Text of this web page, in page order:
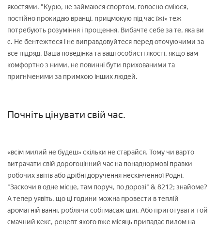
якостями. "Курю, не займаюся спортом, голосно сміюся,
постійно прокидаю вранці, прицмокую під час їжі» теж
потребують розуміння і прощення. Вибачте себе за те, яка ви
є. Не бентежтеся і не виправдовуйтеся перед оточуючими за
все підряд. Ваша поведінка та ваші особисті якості, якщо вам
комфортно з ними, не повинні бути прихованими та
пригніченими за примхою інших людей.
Почніть цінувати свій час.
«всім милий не будеш» скільки не старайся. Тому чи варто
витрачати свій дорогоцінний час на понаднормові правки
робочих звітів або дрібні доручення нескінченної Родні.
"Заскочи в одне місце, там поруч, по дорозі" & 8212; знайоме?
А тепер уявіть, що ці години можна провести в теплій
ароматній ванні, роблячи собі масаж шиї. Або приготувати той
смачний кекс, рецепт якого вже місяць припадає пилом на